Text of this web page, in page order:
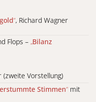
“, Richard Wagner
Flops – „Bilanz
(zweite Vorstellung)
Stimmen“ mit